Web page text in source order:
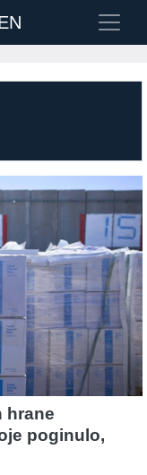
hrane
poginulo,